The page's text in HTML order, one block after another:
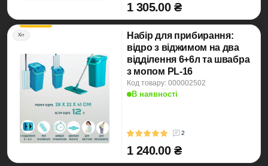
1 305.00 ₴
Хіт
Набір для прибирання:
відро з віджимом на два
відділення 6+6л та швабра
з мопом PL-16
Код товару: 000002502
В наявності
2
1 240.00 ₴